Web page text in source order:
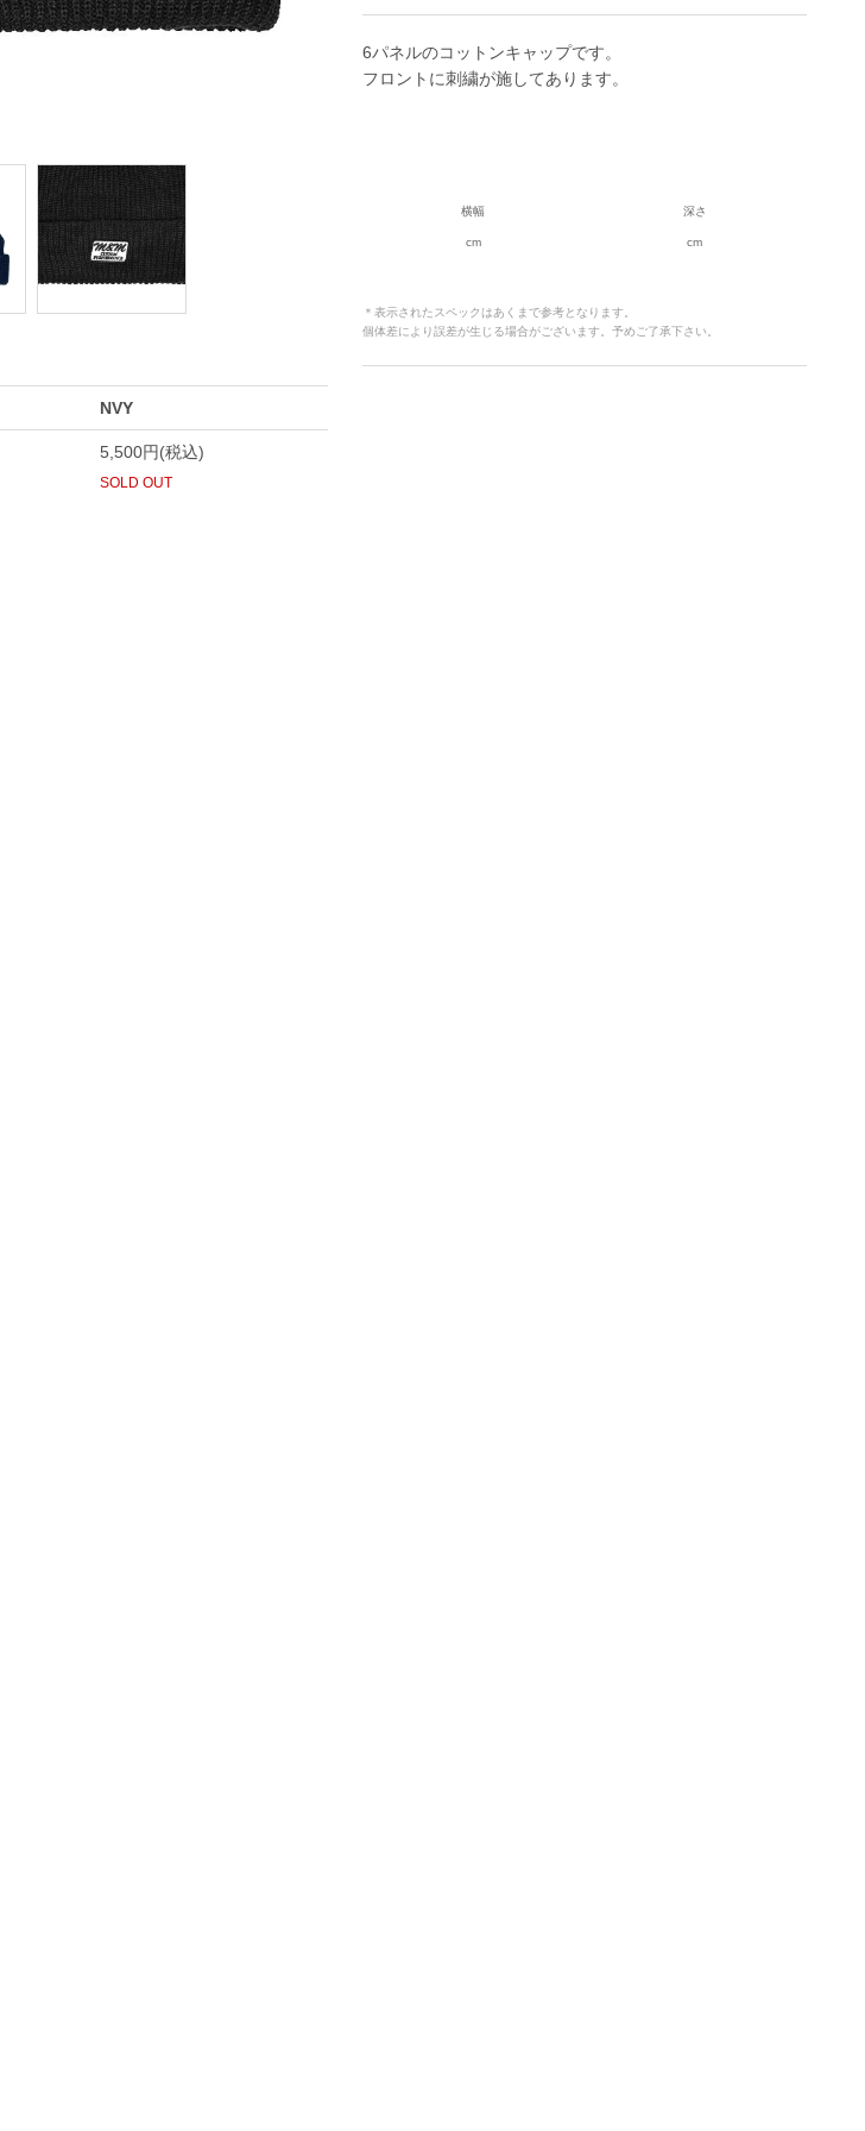
6パネルのコットンキャップです。
フロントに刺繍が施してあります。
横幅 深さ
cm cm
＊表示されたスペックはあくまで参考となります。
個体差により誤差が生じる場合がございます。予めご了承下さい。